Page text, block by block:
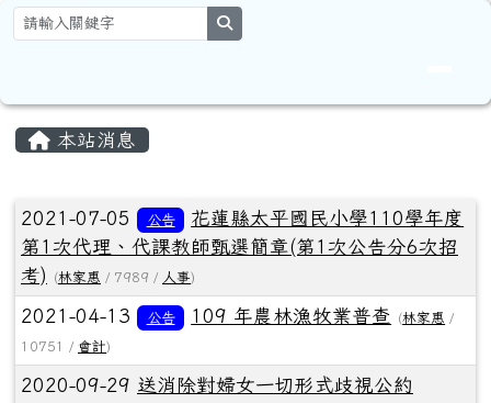
跳至主內容區
花蓮縣卓溪鄉太平國民小學全球資
本站消息
文章列表
2021-07-05 公告
花蓮縣太平國民小學110學年度
第1次代理、代課教師甄選簡章(第1次公告分6次招
考)
(林家惠 / 7989 / 人事)
2021-04-13 公告 109 年農林漁牧業普查 (林家惠 /
10751 / 會計)
2020-09-29 送消除對婦女一切形式歧視公約